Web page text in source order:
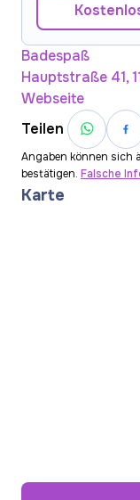
Badespaß
Hauptstraße 41,
Webseite
Teilen
Angaben können sich
bestätigen. Falsche
Karte